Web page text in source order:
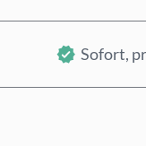
Sofort,